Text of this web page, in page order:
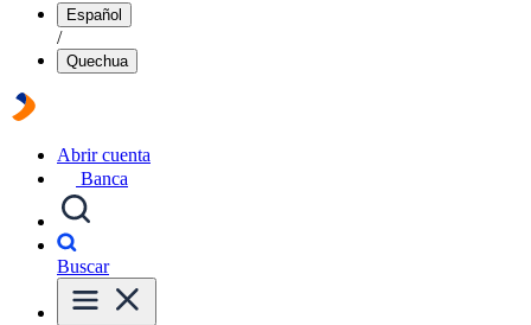
Español
/
Quechua
Abrir cuenta
Banca
Buscar